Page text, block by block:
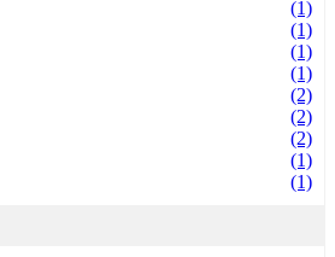
(1)
(1)
(1)
(1)
(2)
(2)
(2)
(1)
(1)